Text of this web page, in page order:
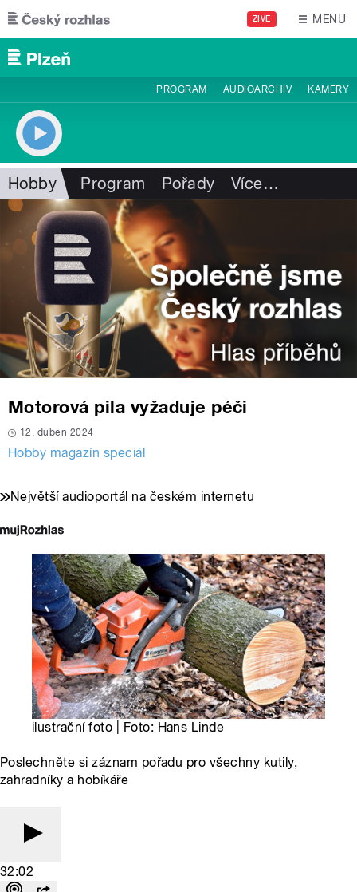
Přejít k hlavnímu obsahu
ŽIVĚ MENU
PROGRAM AUDIOARCHIV KAMERY
Hobby Program Pořady Více…
Motorová pila vyžaduje péči
12. duben 2024
Hobby magazín speciál
Největší audioportál na českém internetu
ilustrační foto | Foto: Hans Linde
Poslechněte si záznam pořadu pro všechny kutily,
zahradníky a hobíkáře
32:02